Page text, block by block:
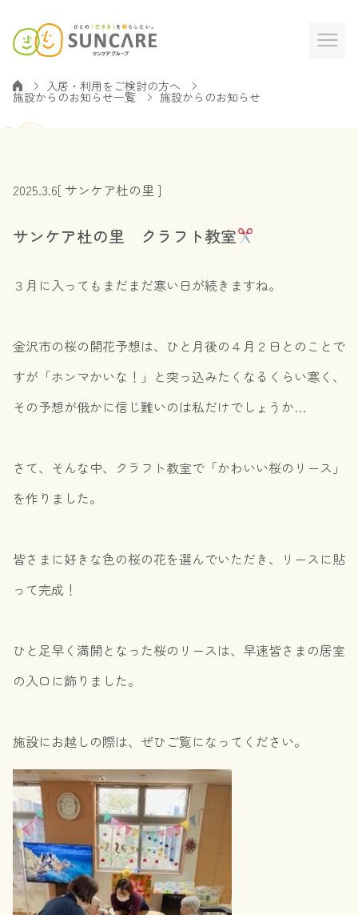
入居・利用をご検討の方へ
施設からのお知らせ一覧 施設からのお知らせ
2025.3.6[ サンケア杜の里 ]
サンケア杜の里 クラフト教室
３月に入ってもまだまだ寒い日が続きますね。
金沢市の桜の開花予想は、ひと月後の４月２日とのことで
すが「ホンマかいな！」と突っ込みたくなるくらい寒く、
その予想が俄かに信じ難いのは私だけでしょうか…
さて、そんな中、クラフト教室で「かわいい桜のリース」
を作りました。
皆さまに好きな色の桜の花を選んでいただき、リースに貼
って完成！
ひと足早く満開となった桜のリースは、早速皆さまの居室
の入口に飾りました。
施設にお越しの際は、ぜひご覧になってください。